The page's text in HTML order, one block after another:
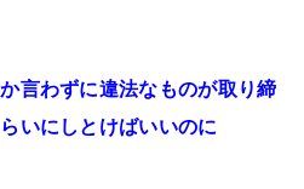
言わずに違法なものが取り締
いにしとけばいいのに